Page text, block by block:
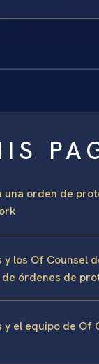
una orden de
y los Of Counsel
órdenes de
y el equipo de Of